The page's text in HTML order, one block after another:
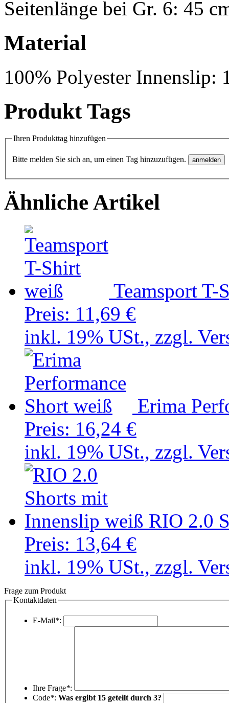
Seitenlänge bei Gr. 6: 45
Material
100% Polyester Innenslip:
Produkt Tags
Ihren Produkttag hinzufügen
Bitte melden Sie sich an, um einen Tag hinzuzufügen.
Ähnliche Artikel
Teamsport T-
Preis: 11,69 €
inkl. 19% USt., zzgl.
Erima
Preis: 16,24 €
inkl. 19% USt., zzgl.
RIO 2.0
Preis: 13,64 €
inkl. 19% USt., zzgl.
Frage zum Produkt
Kontaktdaten
E-Mail*:
Ihre Frage*:
Code*: Was ergibt 15 geteilt durch 3?